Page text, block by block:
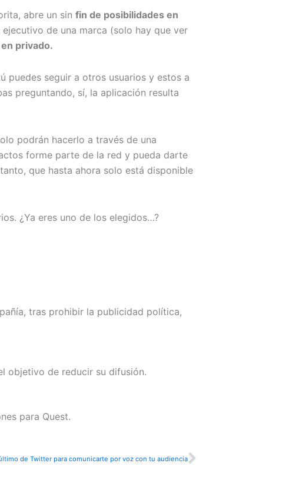
abre un sin fin de posibilidades en
ejecutivo de una marca (solo hay que ver
privado.
puedes seguir a otros usuarios y estos a
preguntando, sí, la aplicación resulta
podrán hacerlo a través de una
forme parte de la red y pueda darte
que hasta ahora solo está disponible
¿Ya eres uno de los elegidos…?
tras prohibir la publicidad política,
objetivo de reducir su difusión.
para Quest.
de Twitter para comunicarte por voz con tu audienciaSiguiente